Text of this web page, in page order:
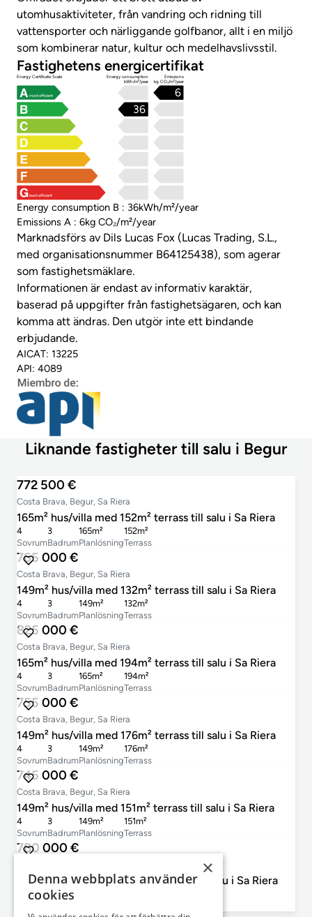
utomhusaktiviteter, från vandring och ridning till
vattensporter och närliggande golfbanor, allt i en miljö
som kombinerar natur, kultur och medelhavslivsstil.
Fastighetens energicertifikat
Energy Certificate Scale
Energy consumption
kWh/m²/year
Emissions
kg CO₂/m²/year
most efficient
least efficient
6
36
Energy consumption B : 36kWh/m²/year
Emissions A : 6kg CO₂/m²/year
Marknadsförs av Dils Lucas Fox (Lucas Trading, S.L.,
med organisationsnummer B64125438), som agerar
som fastighetsmäklare.
Informationen är endast av informativ karaktär,
baserad på uppgifter från fastighetsägaren, och kan
komma att ändras. Den utgör inte ett bindande
erbjudande.
AICAT: 13225
API: 4089
Liknande fastigheter till salu i Begur
772 500 €
Costa Brava, Begur, Sa Riera
165m² hus/villa med 152m² terrass till salu i Sa Riera
Sovrum
4
Badrum
3
Planlösning
165m²
Terrass
152m²
765 000 €
Costa Brava, Begur, Sa Riera
149m² hus/villa med 132m² terrass till salu i Sa Riera
Sovrum
4
Badrum
3
Planlösning
149m²
Terrass
132m²
825 000 €
Costa Brava, Begur, Sa Riera
165m² hus/villa med 194m² terrass till salu i Sa Riera
Sovrum
4
Badrum
3
Planlösning
165m²
Terrass
194m²
755 000 €
Costa Brava, Begur, Sa Riera
149m² hus/villa med 176m² terrass till salu i Sa Riera
Sovrum
4
Badrum
3
Planlösning
149m²
Terrass
176m²
745 000 €
Costa Brava, Begur, Sa Riera
149m² hus/villa med 151m² terrass till salu i Sa Riera
Sovrum
4
Badrum
3
Planlösning
149m²
Terrass
151m²
780 000 €
149m² hus/villa med 228m² terrass till salu i Sa Riera
3
×
Denna webbplats använder
cookies